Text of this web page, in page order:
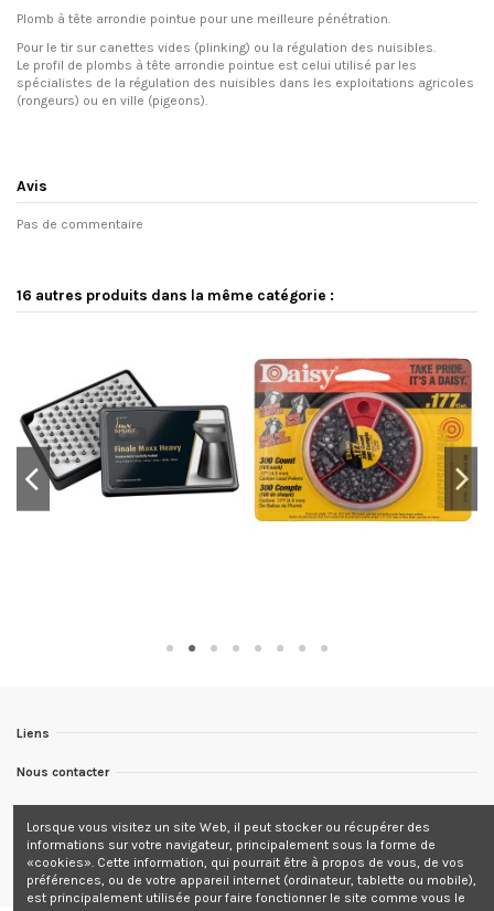
Plomb à tête arrondie pointue pour une meilleure pénétration.
Pour le tir sur canettes vides (plinking) ou la régulation des nuisibles.
Le profil de plombs à tête arrondie pointue est celui utilisé par les
spécialistes de la régulation des nuisibles dans les exploitations agricoles
(rongeurs) ou en ville (pigeons).
Avis
Pas de commentaire
16 autres produits dans la même catégorie :
Liens
Nous contacter
Newsletter
Lorsque vous visitez un site Web, il peut stocker ou récupérer des
informations sur votre navigateur, principalement sous la forme de
«cookies». Cette information, qui pourrait être à propos de vous, de vos
préférences, ou de votre appareil internet (ordinateur, tablette ou mobile),
est principalement utilisée pour faire fonctionner le site comme vous le